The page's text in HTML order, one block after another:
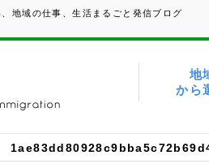
地域の仕事、生活まるごと発信ブログ
地
から